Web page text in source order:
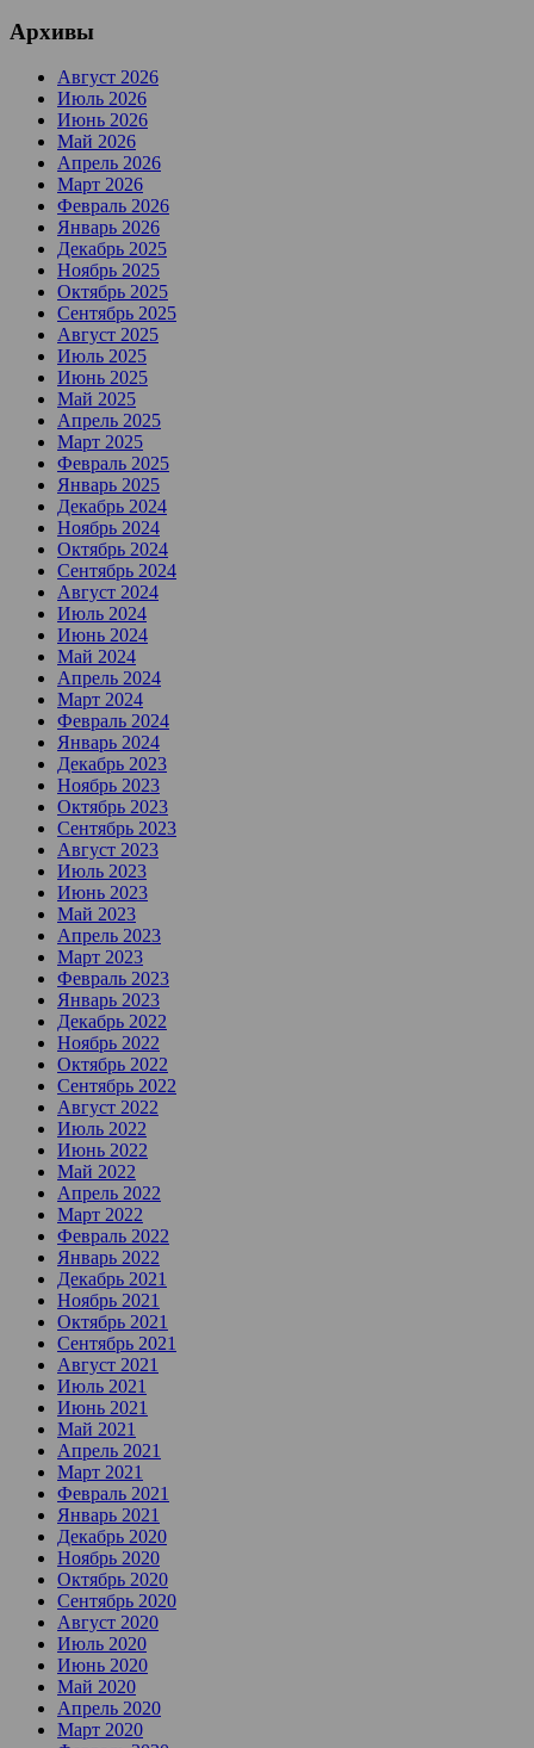
Архивы
Август 2026
Июль 2026
Июнь 2026
Май 2026
Апрель 2026
Март 2026
Февраль 2026
Январь 2026
Декабрь 2025
Ноябрь 2025
Октябрь 2025
Сентябрь 2025
Август 2025
Июль 2025
Июнь 2025
Май 2025
Апрель 2025
Март 2025
Февраль 2025
Январь 2025
Декабрь 2024
Ноябрь 2024
Октябрь 2024
Сентябрь 2024
Август 2024
Июль 2024
Июнь 2024
Май 2024
Апрель 2024
Март 2024
Февраль 2024
Январь 2024
Декабрь 2023
Ноябрь 2023
Октябрь 2023
Сентябрь 2023
Август 2023
Июль 2023
Июнь 2023
Май 2023
Апрель 2023
Март 2023
Февраль 2023
Январь 2023
Декабрь 2022
Ноябрь 2022
Октябрь 2022
Сентябрь 2022
Август 2022
Июль 2022
Июнь 2022
Май 2022
Апрель 2022
Март 2022
Февраль 2022
Январь 2022
Декабрь 2021
Ноябрь 2021
Октябрь 2021
Сентябрь 2021
Август 2021
Июль 2021
Июнь 2021
Май 2021
Апрель 2021
Март 2021
Февраль 2021
Январь 2021
Декабрь 2020
Ноябрь 2020
Октябрь 2020
Сентябрь 2020
Август 2020
Июль 2020
Июнь 2020
Май 2020
Апрель 2020
Март 2020